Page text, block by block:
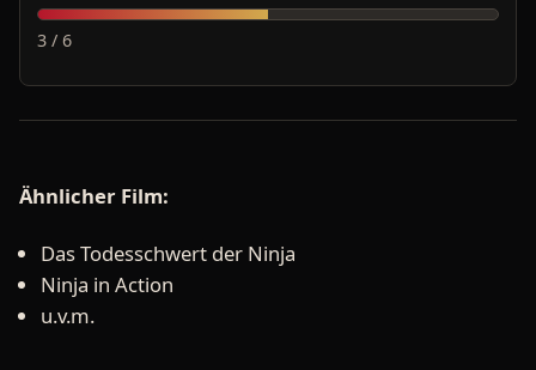
3 / 6
Ähnlicher Film:
Das Todesschwert der Ninja
Ninja in Action
u.v.m.